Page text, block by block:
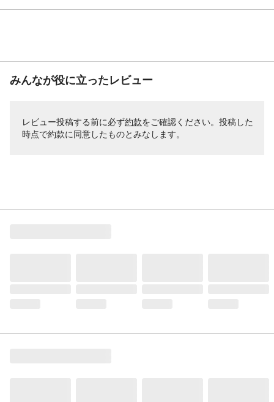
みんなが役に立ったレビュー
レビュー投稿する前に必ず約款をご確認ください。投稿した
時点で約款に同意したものとみなします。